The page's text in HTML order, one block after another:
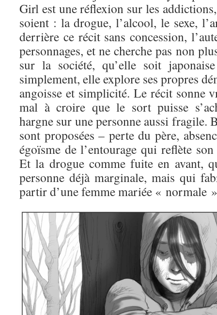
Girl est une réflexion sur les
soient : la drogue, l’alcool, le sexe,
derrière ce récit sans concession,
personnages, et ne cherche pas non
sur la société, qu’elle soit
simplement, elle explore ses propres
angoisse et simplicité. Le récit sonne
mal à croire que le sort puisse
hargne sur une personne aussi fragile.
sont proposées – perte du père,
égoïsme de l’entourage qui reflète
Et la drogue comme fuite en avant,
personne déjà marginale, mais qui
partir d’une femme mariée « normale